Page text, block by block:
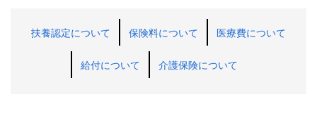
扶養認定について 保険料について 医療費について
給付について 介護保険について